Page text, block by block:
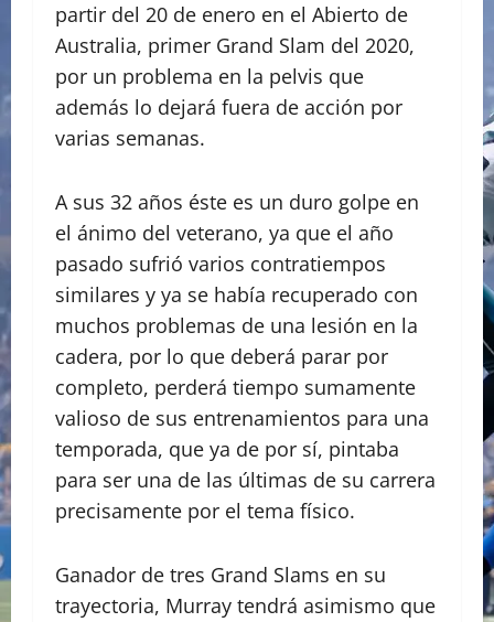
partir del 20 de enero en el Abierto de
Australia, primer Grand Slam del 2020,
por un problema en la pelvis que
además lo dejará fuera de acción por
varias semanas.
A sus 32 años éste es un duro golpe en
el ánimo del veterano, ya que el año
pasado sufrió varios contratiempos
similares y ya se había recuperado con
muchos problemas de una lesión en la
cadera, por lo que deberá parar por
completo, perderá tiempo sumamente
valioso de sus entrenamientos para una
temporada, que ya de por sí, pintaba
para ser una de las últimas de su carrera
precisamente por el tema físico.
Ganador de tres Grand Slams en su
trayectoria, Murray tendrá asimismo que